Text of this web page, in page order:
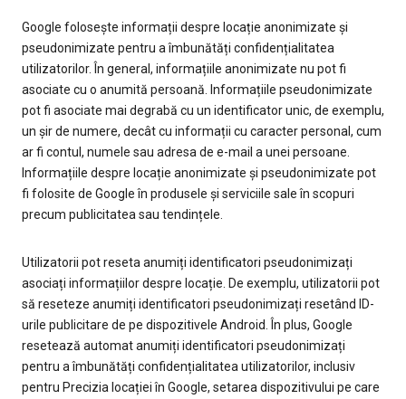
Google folosește informații despre locație anonimizate și
pseudonimizate pentru a îmbunătăți confidențialitatea
utilizatorilor. În general, informațiile anonimizate nu pot fi
asociate cu o anumită persoană. Informațiile pseudonimizate
pot fi asociate mai degrabă cu un identificator unic, de exemplu,
un șir de numere, decât cu informații cu caracter personal, cum
ar fi contul, numele sau adresa de e-mail a unei persoane.
Informațiile despre locație anonimizate și pseudonimizate pot
fi folosite de Google în produsele și serviciile sale în scopuri
precum publicitatea sau tendințele.
Utilizatorii pot reseta anumiți identificatori pseudonimizați
asociați informațiilor despre locație. De exemplu, utilizatorii pot
să reseteze anumiți identificatori pseudonimizați resetând ID-
urile publicitare de pe dispozitivele Android. În plus, Google
resetează automat anumiți identificatori pseudonimizați
pentru a îmbunătăți confidențialitatea utilizatorilor, inclusiv
pentru Precizia locației în Google, setarea dispozitivului pe care